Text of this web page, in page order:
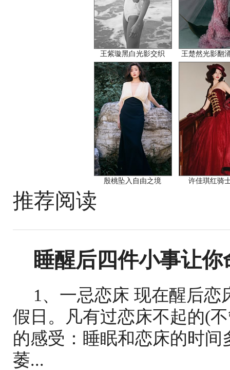
王紫璇黑白光影交织 王楚然光影翻
殷桃坠入自由之境 许佳琪红骑
推荐阅读
睡醒后四件小事让你
1、一忌恋床 现在醒后
假日。凡有过恋床不起的(
的感受：睡眠和恋床的时
萎...